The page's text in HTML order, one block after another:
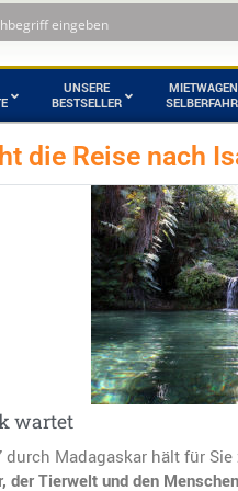
UNSERE
BESTSELLER
Baobab Tour mit
Tsingy zum
Selberfahren
Piraten und
Freibeuter auf
Madagaskar
Andohahela
Nationalpark
Andringitra-Gebirge
Nationalpark
Ankarafantsika
Nationalpark
Baie de Baly
die Reise nach
wartet
durch Madagaskar hält für
der Tierwelt und den